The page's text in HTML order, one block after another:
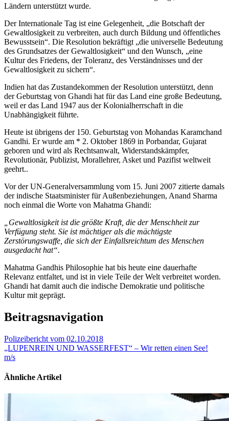
Ländern unterstützt wurde.
Der Internationale Tag ist eine Gelegenheit, „die Botschaft der
Gewaltlosigkeit zu verbreiten, auch durch Bildung und öffentliches
Bewusstsein“. Die Resolution bekräftigt „die universelle Bedeutung
des Grundsatzes der Gewaltlosigkeit“ und den Wunsch, „eine
Kultur des Friedens, der Toleranz, des Verständnisses und der
Gewaltlosigkeit zu sichern“.
Indien hat das Zustandekommen der Resolution unterstützt, denn
der Geburtstag von Ghandi hat für das Land eine große Bedeutung,
weil er das Land 1947 aus der Kolonialherrschaft in die
Unabhängigkeit führte.
Heute ist übrigens der 150. Geburtstag von Mohandas Karamchand
Gandhi. Er wurde am * 2. Oktober 1869 in Porbandar, Gujarat
geboren und wird als Rechtsanwalt, Widerstandskämpfer,
Revolutionär, Publizist, Morallehrer, Asket und Pazifist weltweit
geehrt..
Vor der UN-Generalversammlung vom 15. Juni 2007 zitierte damals
der indische Staatsminister für Außenbeziehungen, Anand Sharma
noch einmal die Worte von Mahatma Ghandi:
„Gewaltlosigkeit ist die größte Kraft, die der Menschheit zur
Verfügung steht. Sie ist mächtiger als die mächtigste
Zerstörungswaffe, die sich der Einfallsreichtum des Menschen
ausgedacht hat“.
Mahatma Gandhis Philosophie hat bis heute eine dauerhafte
Relevanz entfaltet, und ist in viele Teile der Welt verbreitet worden.
Ghandi hat damit auch die indische Demokratie und politische
Kultur mit geprägt.
Beitragsnavigation
Polizeibericht vom 02.10.2018
„LUPENREIN UND WASSERFEST“ – Wir retten einen See!
m/s
Ähnliche Artikel